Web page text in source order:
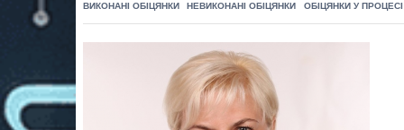
ВИКОНАНІ ОБІЦЯНКИ НЕВИКОНАНІ ОБІЦЯНКИ ОБІЦЯНКИ У ПРОЦЕСІ